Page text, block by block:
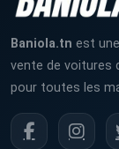
Baniola.tn est
vente de voitures
pour toutes les